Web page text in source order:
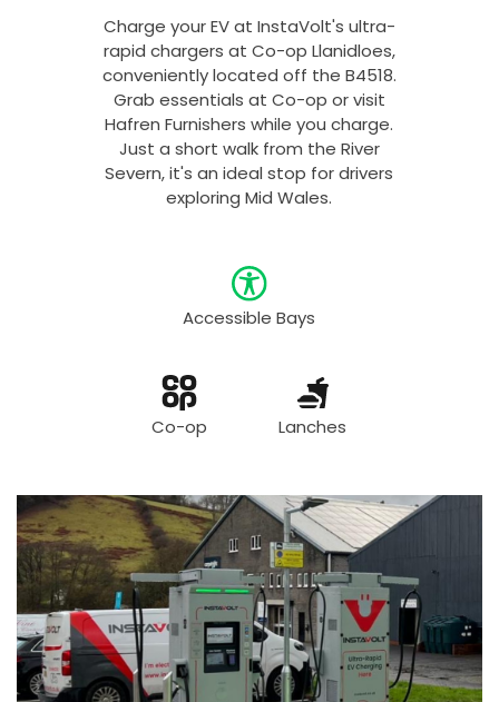
Charge your EV at InstaVolt's ultra-
rapid chargers at Co-op Llanidloes,
conveniently located off the B4518.
Grab essentials at Co-op or visit
Hafren Furnishers while you charge.
Just a short walk from the River
Severn, it's an ideal stop for drivers
exploring Mid Wales.
Accessible Bays
Co-op Lanches